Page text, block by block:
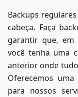
Backups
cabeça. Faça
garantir que, em
você tenha uma
anterior onde
Oferecemos uma
para nossos